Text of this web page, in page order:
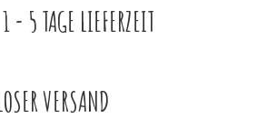
1 - 5 TAGE LIEFERZEIT
VERSAND